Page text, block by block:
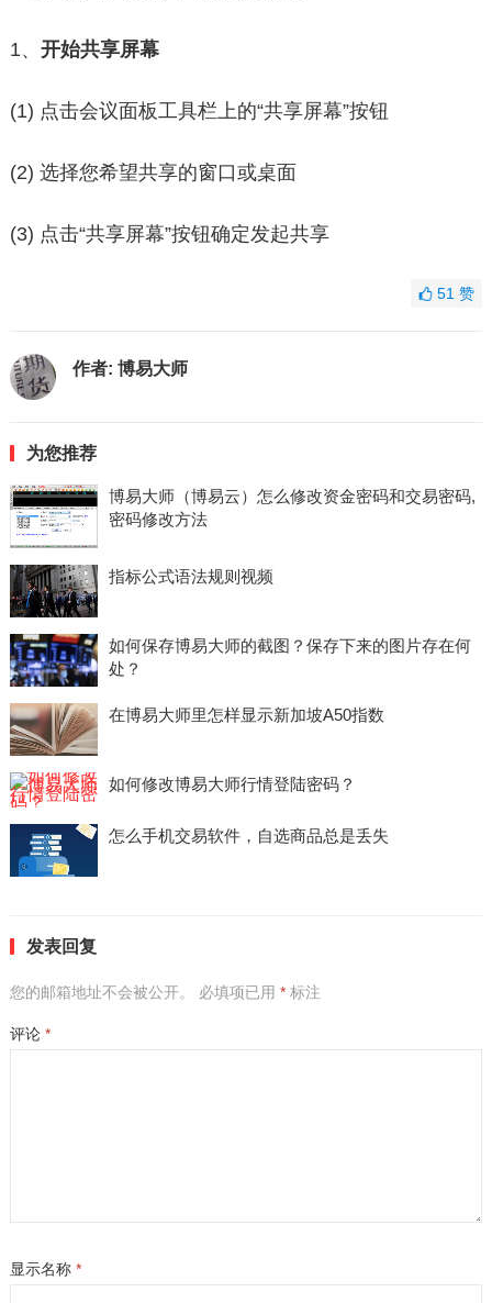
1、 开始共享屏幕
(1) 点击会议面板工具栏上的“共享屏幕”按钮
(2) 选择您希望共享的窗口或桌面
(3) 点击“共享屏幕”按钮确定发起共享
51赞
作者: 博易大师
为您推荐
博易大师（博易云）怎么修改资金密码和交易密码,
密码修改方法
指标公式语法规则视频
如何保存博易大师的截图？保存下来的图片存在何
处？
在博易大师里怎样显示新加坡A50指数
如何修改博易大师行情登陆密码？
怎么手机交易软件，自选商品总是丢失
发表回复
您的邮箱地址不会被公开。 必填项已用 *标注
评论 *
显示名称 *